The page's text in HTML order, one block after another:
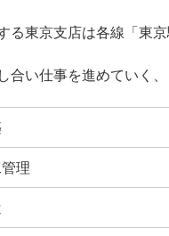
東京支店は各線「東
い仕事を進めていく
理